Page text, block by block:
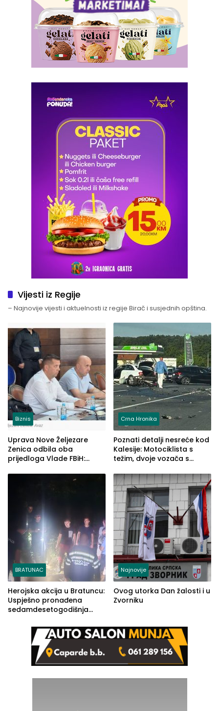
Vijesti iz Regije
– Najnovije vijesti i aktuelnosti iz regije Birač i susjednih opština.
Biznis
Uprava Nove Željezare
Zenica odbila oba
prijedloga Vlade FBiH:
rješenje
Crna Hronika
Poznati detalji nesreće kod
Kalesije: Motociklista s
težim, dvoje vozača s
BRATUNAC
Herojska akcija u Bratuncu:
Uspješno pronađena
sedamdesetogodišnja
Kravice.
Najnovije
Ovog utorka Dan žalosti i u
Zvorniku